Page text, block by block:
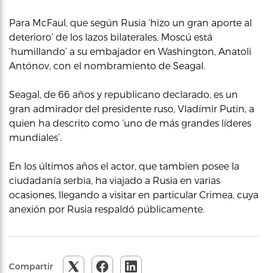
Para McFaul, que según Rusia ‘hizo un gran aporte al
deterioro’ de los lazos bilaterales, Moscú está
‘humillando’ a su embajador en Washington, Anatoli
Antónov, con el nombramiento de Seagal.
Seagal, de 66 años y republicano declarado, es un
gran admirador del presidente ruso, Vladímir Putin, a
quien ha descrito como ‘uno de más grandes líderes
mundiales’.
En los últimos años el actor, que tambien posee la
ciudadanía serbia, ha viajado a Rusia en varias
ocasiones, llegando a visitar en particular Crimea, cuya
anexión por Rusia respaldó públicamente.
Compartir